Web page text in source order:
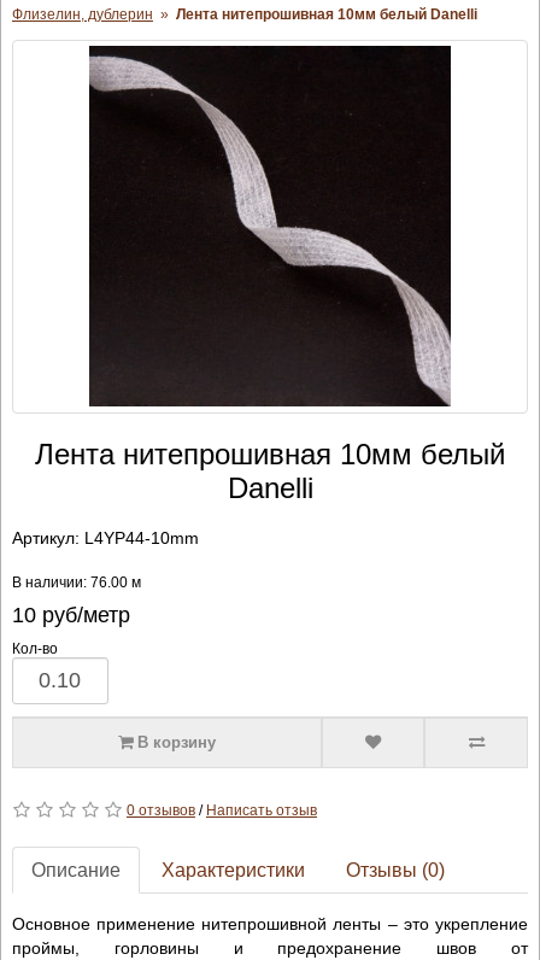
Флизелин, дублерин » Лента нитепрошивная 10мм белый Danelli
Лента нитепрошивная 10мм белый
Danelli
Артикул: L4YP44-10mm
В наличии: 76.00 м
10руб/метр
Кол-во
В корзину
0 отзывов/ Написать отзыв
Описание Характеристики Отзывы (0)
Основное применение нитепрошивной ленты – это укрепление
проймы, горловины и предохранение швов от